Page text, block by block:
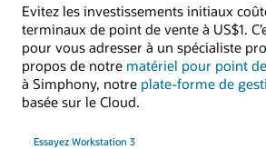
Evitez les investissements initiaux
terminaux de point de vente à US$1.
pour vous adresser à un spécialiste
propos de notre matériel pour point
à Simphony, notre plate-forme de
basée sur le Cloud.
Essayez Workstation 3